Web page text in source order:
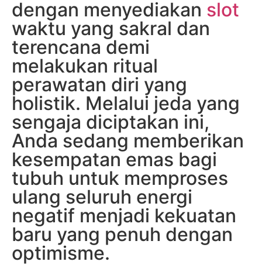
dengan menyediakan slot
waktu yang sakral dan
terencana demi
melakukan ritual
perawatan diri yang
holistik. Melalui jeda yang
sengaja diciptakan ini,
Anda sedang memberikan
kesempatan emas bagi
tubuh untuk memproses
ulang seluruh energi
negatif menjadi kekuatan
baru yang penuh dengan
optimisme.